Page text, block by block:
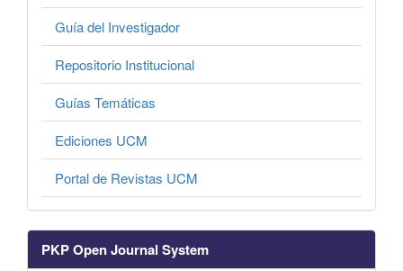
Guía del Investigador
Repositorio Institucional
Guías Temáticas
Ediciones UCM
Portal de Revistas UCM
PKP Open Journal System